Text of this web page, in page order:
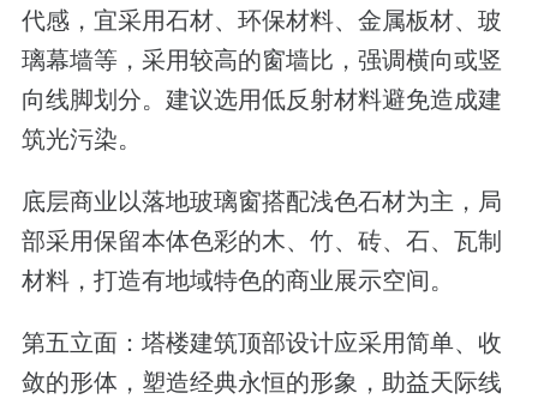
代感，宜采用石材、环保材料、金属板材、玻
璃幕墙等，采用较高的窗墙比，强调横向或竖
向线脚划分。建议选用低反射材料避免造成建
筑光污染。
底层商业以落地玻璃窗搭配浅色石材为主，局
部采用保留本体色彩的木、竹、砖、石、瓦制
材料，打造有地域特色的商业展示空间。
第五立面：塔楼建筑顶部设计应采用简单、收
敛的形体，塑造经典永恒的形象，助益天际线